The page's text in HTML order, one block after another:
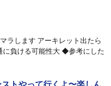
ラします アーキレット出たら
に負ける可能性大 ◆参考にした